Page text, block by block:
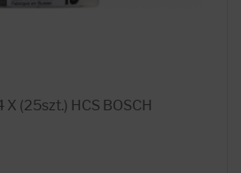
X (25szt.) HCS BOSCH